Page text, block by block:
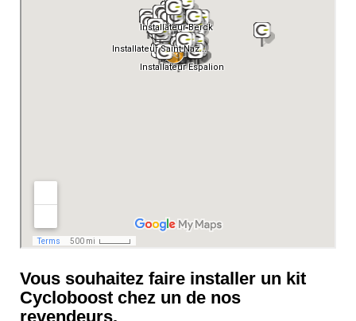
Vous souhaitez faire installer un kit
Cycloboost chez un de nos
revendeurs.